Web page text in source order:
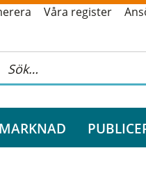
Våra register
MARKNAD